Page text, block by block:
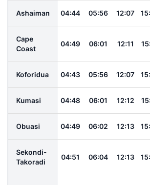
Ashaiman 04:44 05:56 12:07
Cape
Coast
04:49 06:01 12:11
Koforidua 04:43 05:56 12:07
Kumasi 04:48 06:01 12:12
Obuasi 04:49 06:02 12:13
Sekondi-
Takoradi
04:51 06:04 12:13